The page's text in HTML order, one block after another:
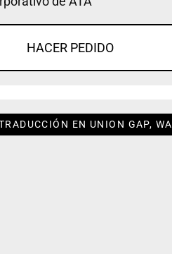
HACER PEDIDO
EN UNION GAP, WA